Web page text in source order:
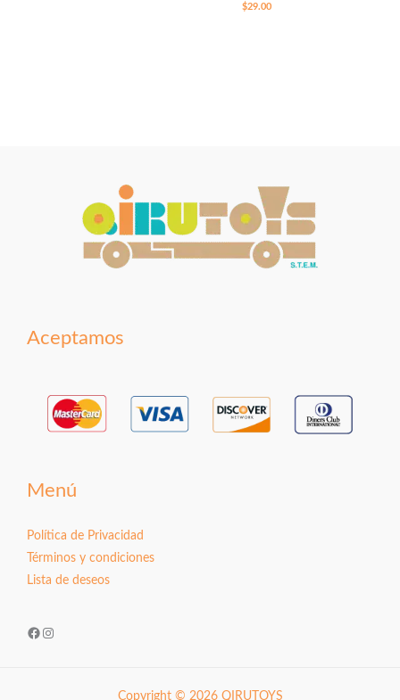
$29.00
Aceptamos
Menú
Política de Privacidad
Términos y condiciones
Lista de deseos
Facebook
Instagram
Copyright © 2026 QIRUTOYS